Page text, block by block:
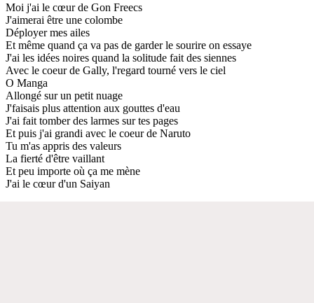
Moi j'ai le cœur de Gon Freecs
J'aimerai être une colombe
Déployer mes ailes
Et même quand ça va pas de garder le sourire on essaye
J'ai les idées noires quand la solitude fait des siennes
Avec le coeur de Gally, l'regard tourné vers le ciel
O Manga
Allongé sur un petit nuage
J'faisais plus attention aux gouttes d'eau
J'ai fait tomber des larmes sur tes pages
Et puis j'ai grandi avec le coeur de Naruto
Tu m'as appris des valeurs
La fierté d'être vaillant
Et peu importe où ça me mène
J'ai le cœur d'un Saiyan